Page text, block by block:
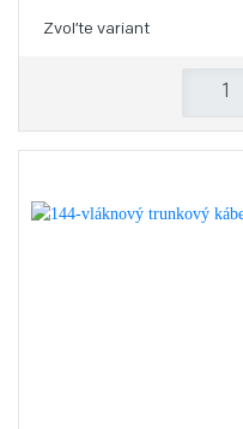
Zvoľte variant